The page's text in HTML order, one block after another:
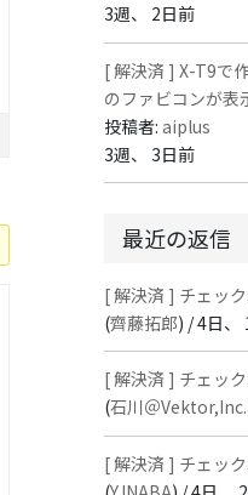
3週、 2日前
[ 解決済 ] X-T9で
のファビコンが表
投稿者:aiplus
3週、 3日前
最近の返信
[ 解決済 ] チェッ
(齊藤拓郎) /4日、
[ 解決済 ] チェッ
(石川＠Vektor,Inc.
[ 解決済 ] チェッ